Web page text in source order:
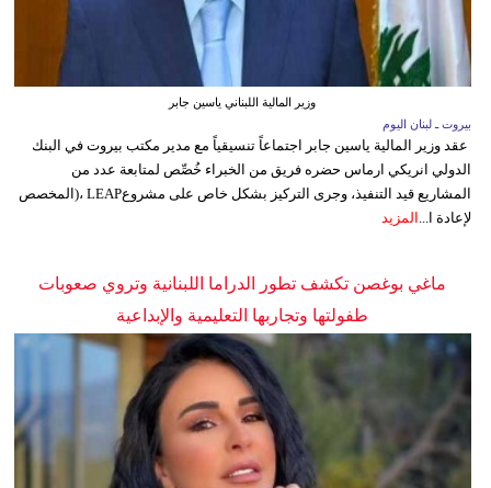
وزير المالية اللبناني ياسين جابر
بيروت ـ لبنان اليوم
عقد وزير المالية ياسين جابر اجتماعاً تنسيقياً مع مدير مكتب بيروت في البنك
الدولي انريكي ارماس حضره فريق من الخبراء خُصِّص لمتابعة عدد من
المشاريع قيد التنفيذ، وجرى التركيز بشكل خاص على مشروعLEAP ،(المخصص
لإعادة ا...
المزيد
ماغي بوغصن تكشف تطور الدراما اللبنانية وتروي صعوبات
طفولتها وتجاربها التعليمية والإبداعية